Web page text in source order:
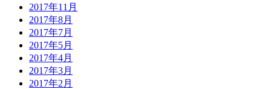
2017年11月
2017年8月
2017年7月
2017年5月
2017年4月
2017年3月
2017年2月